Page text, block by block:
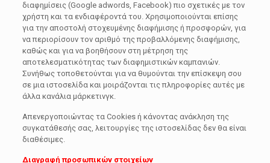
διαφημίσεις (Google adwords, Facebook) πιο σχετικές με τον
χρήστη και τα ενδιαφέροντά του. Χρησιμοποιούνται επίσης
για την αποστολή στοχευμένης διαφήμισης ή προσφορών, για
να περιορίσουν τον αριθμό της προβαλλόμενης διαφήμισης,
καθώς και για να βοηθήσουν στη μέτρηση της
αποτελεσματικότητας των διαφημιστικών καμπανιών.
Συνήθως τοποθετούνται για να θυμούνται την επίσκεψη σου
σε μια ιστοσελίδα και μοιράζονται τις πληροφορίες αυτές με
άλλα κανάλια μάρκετινγκ.
Απενεργοποιώντας τα Cookies ή κάνοντας ανάκληση της
συγκατάθεσής σας, λειτουργίες της ιστοσελίδας δεν θα είναι
διαθέσιμες.
Διαγραφή προσωπικών στοιχείων